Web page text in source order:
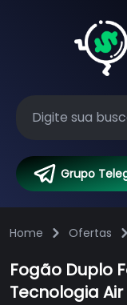
Grupo
Home Ofertas
Fogão Duplo
Tecnologia Air